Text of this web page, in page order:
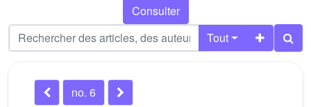
Consulter
Tout
no. 6